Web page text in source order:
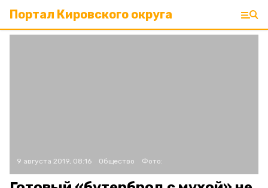
Портал Кировского округа
9 августа 2019, 08:16 Общество Фото: